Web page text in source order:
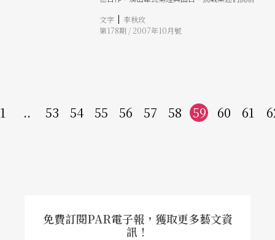
文字 | 李秋玫
第178期 / 2007年10月號
1 .. 53 54 55 56 57 58 59 60 61
免費訂閱PAR電子報，獲取更多藝文資
訊！